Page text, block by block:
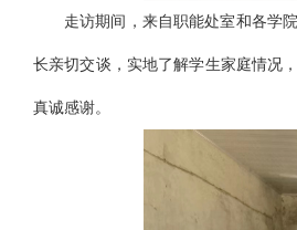
走访期间，来自职能处室和各学
长亲切交谈，实地了解学生家庭情况
真诚感谢。